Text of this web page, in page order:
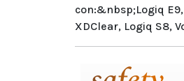
con:&nbsp;Logiq
XDClear, Logiq S8,